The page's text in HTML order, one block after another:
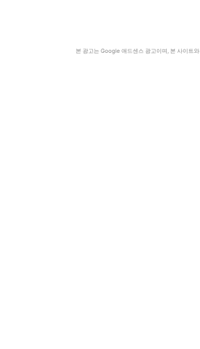
본 광고는 Google 애드센스 광고이며, 본 사이트